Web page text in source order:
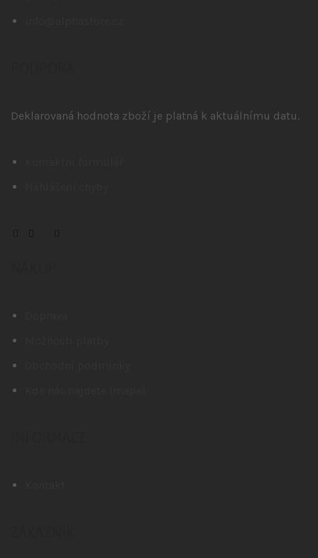
Deklarovaná hodnota zboží je platná k aktuálnímu datu.